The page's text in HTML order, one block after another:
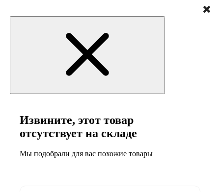
Письменные и компьютерные столы
Извините, этот товар
отсутствует на складе
Мы подобрали для вас похожие товары